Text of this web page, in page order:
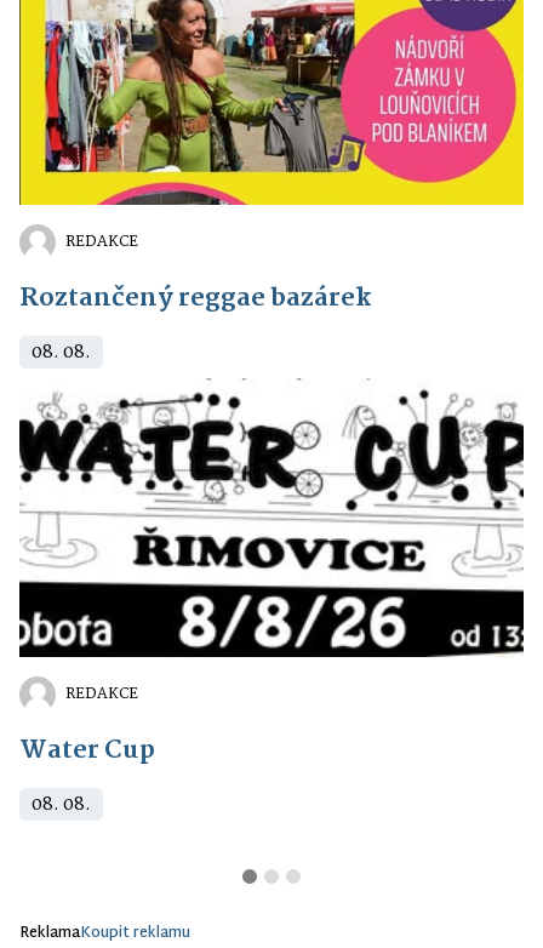
REDAKCE
Roztančený reggae bazárek
08. 08.
REDAKCE
Water Cup
08. 08.
ReklamaKoupit reklamu